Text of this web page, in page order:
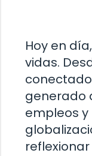
Hoy en
vidas.
generado
empleos